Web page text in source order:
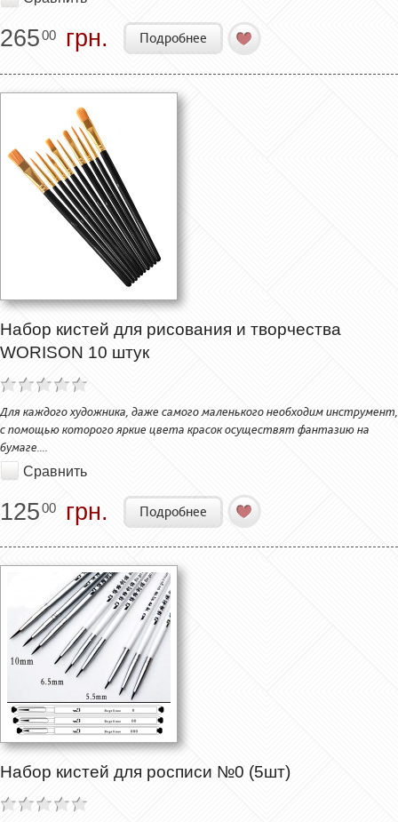
26500 грн. Подробнее
Набор кистей для рисования и творчества
WORISON 10 штук
Для каждого художника, даже самого маленького необходим инструмент,
с помощью которого яркие цвета красок осуществят фантазию на
бумаге....
Сравнить
12500 грн. Подробнее
Набор кистей для росписи №0 (5шт)